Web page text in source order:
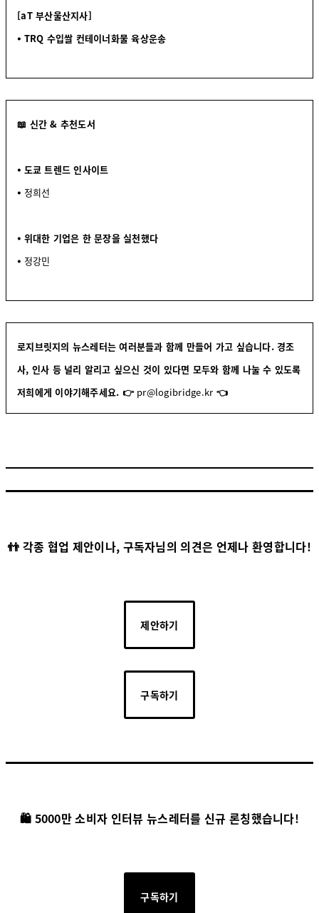
[aT 부산울산지사]
⦁ TRQ 수입쌀 컨테이너화물 육상운송
📖 신간 & 추천도서
⦁ 도쿄 트렌드 인사이트
⦁ 정희선
⦁ 위대한 기업은 한 문장을 실천했다
⦁ 정강민
로지브릿지의 뉴스레터는 여러분들과 함께 만들어 가고 싶습니다. 경조
사, 인사 등 널리 알리고 싶으신 것이 있다면 모두와 함께 나눌 수 있도록
저희에게 이야기해주세요. 👉 pr@logibridge.kr 👈
👬 각종 협업 제안이나, 구독자님의 의견은 언제나 환영합니다!
제안하기
구독하기
🛍️ 5000만 소비자 인터뷰 뉴스레터를 신규 론칭했습니다!
구독하기